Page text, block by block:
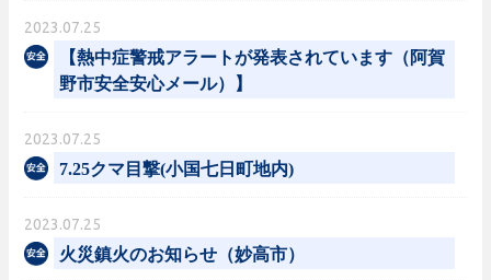
2023.07.25
【熱中症警戒アラートが発表されています（阿賀
野市安全安心メール）】
2023.07.25
7.25クマ目撃(小国七日町地内)
2023.07.25
火災鎮火のお知らせ（妙高市）